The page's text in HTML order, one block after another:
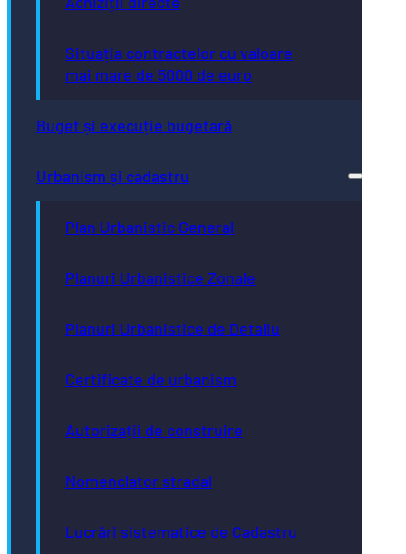
Situația contractelor cu valoare
mai mare de 5000 de euro
Buget și execuție bugetară
Urbanism și cadastru
Plan Urbanistic General
Planuri Urbanistice Zonale
Planuri Urbanistice de Detaliu
Certificate de urbanism
Autorizații de construire
Nomenclator stradal
Lucrări sistematice de Cadastru